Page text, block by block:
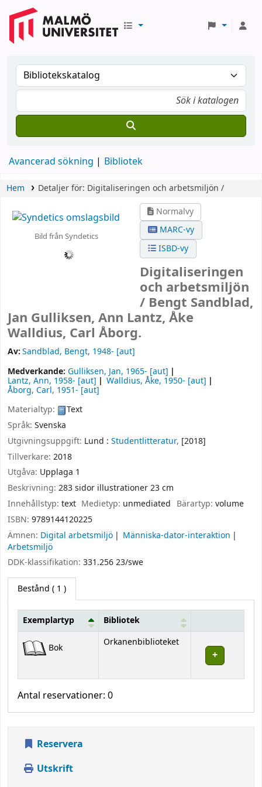
Avancerad sökning Bibliotek
Hem Detaljer för: Digitaliseringen och arbetsmiljön /
Bild från Syndetics
Normalvy
MARC-vy
ISBD-vy
Digitaliseringen
och arbetsmiljön
/ Bengt Sandblad,
Jan Gulliksen, Ann Lantz, Åke
Walldius, Carl Åborg.
Av:Sandblad, Bengt, 1948- [aut]
Medverkande: Gulliksen, Jan, 1965- [aut]
Lantz, Ann, 1958- [aut] Walldius, Åke, 1950- [aut]
Åborg, Carl, 1951- [aut]
Materialtyp:
Text
Språk: Svenska
Utgivningsuppgift: Lund : Studentlitteratur, [2018]
Tillverkare: 2018
Utgåva: Upplaga 1
Beskrivning: 283 sidor illustrationer 23 cm
Innehållstyp: text Medietyp: unmediated Bärartyp: volume
ISBN: 9789144120225
Ämnen: Digital arbetsmiljö
Människa-dator-interaktion
Arbetsmiljö
DDK-klassifikation: 331.256 23/swe
Bestånd ( 1 )
Bestånd
Exemplartyp Bibliotek
Bok Orkanenbiblioteket
Antal reservationer: 0
Reservera
Utskrift